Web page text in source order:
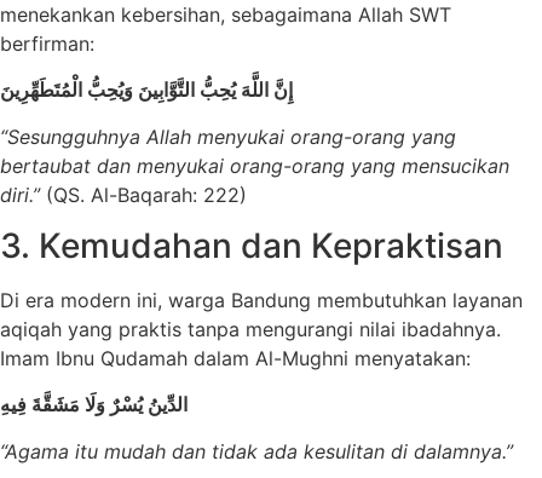
menekankan kebersihan, sebagaimana Allah SWT
berfirman:
إِنَّ اللَّهَ يُحِبُّ التَّوَّابِينَ وَيُحِبُّ الْمُتَطَهِّرِينَ
“Sesungguhnya Allah menyukai orang-orang yang
bertaubat dan menyukai orang-orang yang mensucikan
diri.”(QS. Al-Baqarah: 222)
3. Kemudahan dan Kepraktisan
Di era modern ini, warga Bandung membutuhkan layanan
aqiqah yang praktis tanpa mengurangi nilai ibadahnya.
Imam Ibnu Qudamah dalam Al-Mughni menyatakan:
الدِّينُ يُسْرٌ وَلَا مَشَقَّةَ فِيهِ
“Agama itu mudah dan tidak ada kesulitan di dalamnya.”